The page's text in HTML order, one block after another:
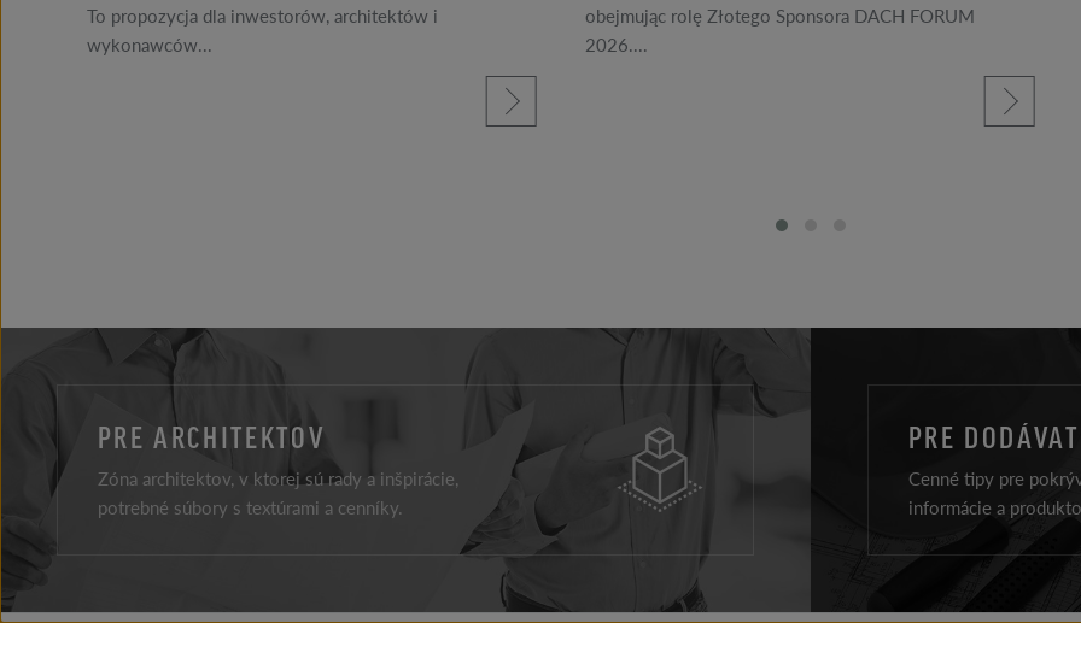
To propozycja dla inwestorów, architektów i
wykonawców...
prečítajte si viac
obejmując rolę Złotego Sponsora DACH FORUM
2026....
prečítajte si viac
PRE ARCHITEKTOV
Zóna architektov, v ktorej sú rady a inšpirácie,
potrebné súbory s textúrami a cenníky.
PRE
Cenné tipy pre
informácie a